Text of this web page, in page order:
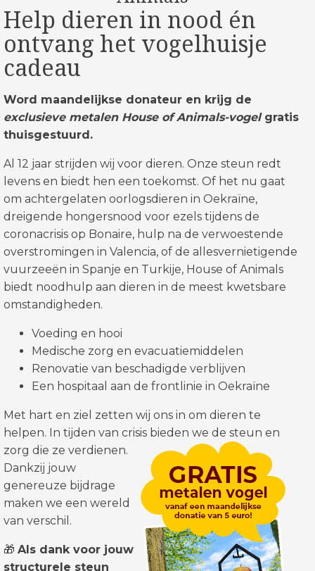
Help dieren in nood én
ontvang het vogelhuisje
cadeau
Word maandelijkse donateur en krijg de
exclusieve metalen House of Animals-vogelgratis
thuisgestuurd.
Al 12 jaar strijden wij voor dieren. Onze steun redt
levens en biedt hen een toekomst. Of het nu gaat
om achtergelaten oorlogsdieren in Oekraïne,
dreigende hongersnood voor ezels tijdens de
coronacrisis op Bonaire, hulp na de verwoestende
overstromingen in Valencia, of de allesvernietigende
vuurzeeën in Spanje en Turkije, House of Animals
biedt noodhulp aan dieren in de meest kwetsbare
omstandigheden.
Voeding en hooi
Medische zorg en evacuatiemiddelen
Renovatie van beschadigde verblijven
Een hospitaal aan de frontlinie in Oekraïne
Met hart en ziel zetten wij ons in om dieren te
helpen. In tijden van crisis bieden we de steun en
zorg die ze verdienen.
Dankzij jouw
genereuze bijdrage
maken we een wereld
van verschil.
🎁 Als dank voor jouw
structurele steun